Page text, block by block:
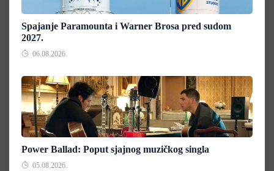
Spajanje Paramounta i Warner Brosa pred sudom
2027.
06.08.2026.
Power Ballad: Poput sjajnog muzičkog singla
05.08.2026.